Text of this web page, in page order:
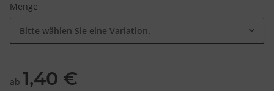
Menge
Bitte wählen Sie eine Variation.
ab 1,40 €